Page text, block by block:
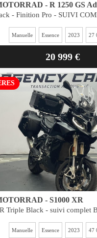
- R 1250 GS
Manuelle Essence 2023 27
20 999 €
- S1000 XR
Manuelle Essence 2023 47